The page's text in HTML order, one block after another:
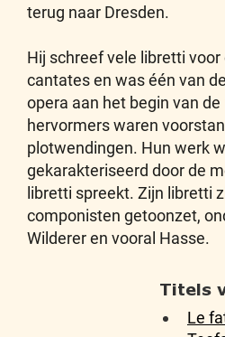
terug naar Dresden.
Hij schreef vele libretti voor
cantates en was één van
opera aan het begin van
hervormers waren
plotwendingen. Hun werk
gekarakteriseerd door de
libretti spreekt. Zijn libretti
componisten getoonzet,
Wilderer en vooral Hasse.
Titels
Le